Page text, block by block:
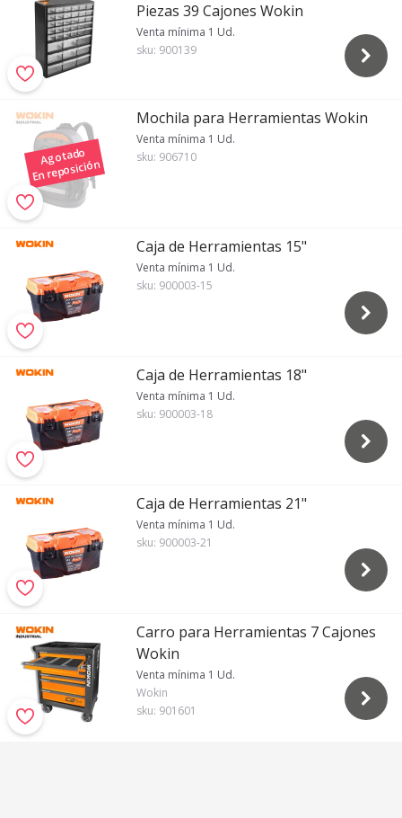
Piezas 39 Cajones Wokin
Venta mínima 1 Ud.
sku: 900139
Agotado
En reposición
Mochila para Herramientas Wokin
Venta mínima 1 Ud.
sku: 906710
Caja de Herramientas 15"
Venta mínima 1 Ud.
sku: 900003-15
Caja de Herramientas 18"
Venta mínima 1 Ud.
sku: 900003-18
Caja de Herramientas 21"
Venta mínima 1 Ud.
sku: 900003-21
Carro para Herramientas 7 Cajones
Wokin
Venta mínima 1 Ud.
Wokin
sku: 901601